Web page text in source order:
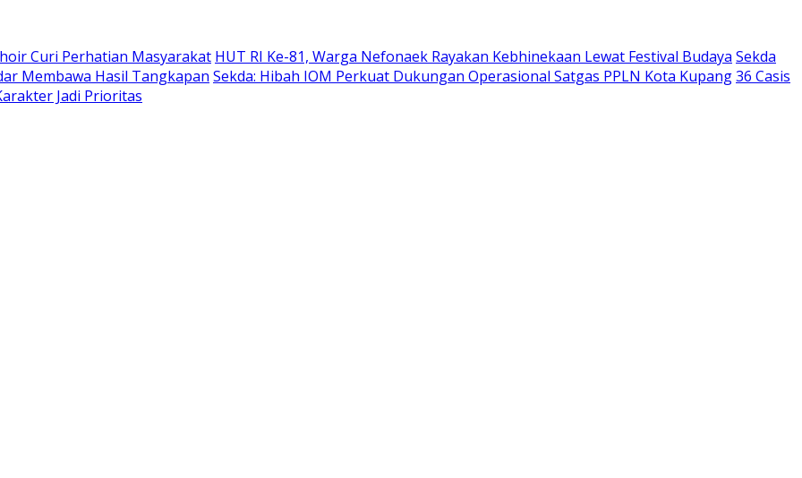
Curi Perhatian Masyarakat HUT RI Ke-81, Warga Nefonaek Rayakan Kebhinekaan Lewat Festival Budaya Sekda
Membawa Hasil Tangkapan Sekda: Hibah IOM Perkuat Dukungan Operasional Satgas PPLN Kota Kupang36 Casis
Jadi Prioritas